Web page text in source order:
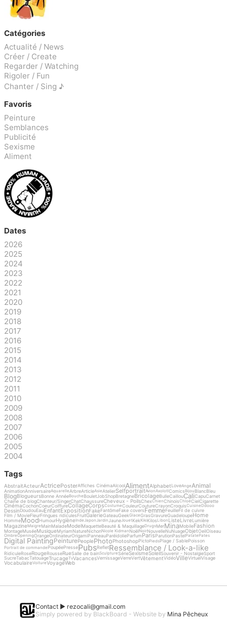
Catégories
Actualité / News
Créer / Create
Regarder / Watching
Rigoler / Fun
Chanter / Sing ♪
Favoris
Peinture
Semblances
Publicité
Sexisme
Aliment
Dates
2026
2025
2024
2023
2022
2021
2020
2019
2018
2017
2016
2015
2014
2013
2012
2011
2010
2009
2008
2007
2006
2005
2004
Tags
AbstraitActeurActricePosterAffiches CinémaAlcoolAlimentAlphabetLoveAngeAnimal
AnimationAnniversaireAquarelleArbreArticleAsieAtelierSelfportraitAvionAxolotlComicsBijou BlancBleu
BlogBlogueursBonne AnnéeBouche BouletJobShopBretagneBricolageBulleCaillouCaliCapuCarnet
Chaine de blogChanteur/SingerChatChaussureCheveux - PoilsChexChienChinoisChloéCielCigarette
CinémaCochonCoeurCoiffureCollageCorpsCostumeCouleurCoutureCrayonCroquisCuisineDdooo
DessinDoudouEauEnfantExpositionFakeFantômeFake coversFemmeFeuilleFil de cuivre
Film / MovieFleurFringues ridiculesFruitGalerieGateauGeekGlaceGrasGravureGuadeloupeHome
HommeMoodHumourHygièneIndeJaponJardinJauneJouetKekKikiKilosLibon ListeLivreLumière
MagazineMaigre MainMaladeModelMaquetteBeauté & MaquillageDrugsMerMinaMobileFashion
MontageMuséeMusiqueMyriamNatureNichonNicole Kidman NoëlNoirNouvelleNuNuageObjetOeilOiseau
OmbreOpeningOrangeOrdinateurOrigamiPanneauParéidolieParfumParisParutionPastelPatatePates
Digital PaintingPeinturePeoplePhotoPhotoshopPictoPiedsPlage / SablePoisson
Portrait de commande PoupéePressePubsRefletRessemblance / Look-a-like
RidiculeRoseRougeRousseRueSalle de bainSculptureSérieSexismeSoleilSouvenir - NostalgieSport
SucreTabacTatouageTrucageTvVacancesVernissageVerreVertVêtementVidéoVilleVirtuelVisage
VocabulaireVoitureVoyageWeb
Contact ► rezocali@gmail.com
Simply powered by BlackBoard - Website by Mina Pêcheux